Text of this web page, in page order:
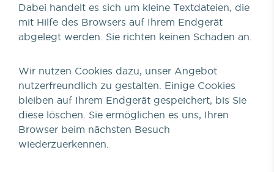
Dabei handelt es sich um kleine Textdateien, die
mit Hilfe des Browsers auf Ihrem Endgerät
abgelegt werden. Sie richten keinen Schaden an.
Wir nutzen Cookies dazu, unser Angebot
nutzerfreundlich zu gestalten. Einige Cookies
bleiben auf Ihrem Endgerät gespeichert, bis Sie
diese löschen. Sie ermöglichen es uns, Ihren
Browser beim nächsten Besuch
wiederzuerkennen.